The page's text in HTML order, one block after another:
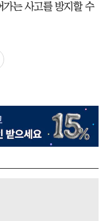
는 사고를 방지할 수